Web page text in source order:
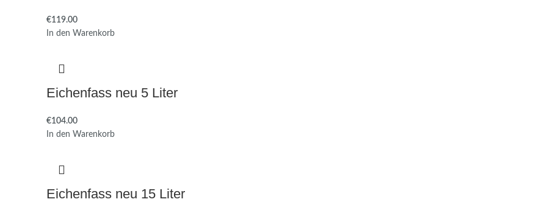
€
In den Warenkorb
Eichenfass neu 5 Liter
€
In den Warenkorb
Eichenfass neu 15 Liter